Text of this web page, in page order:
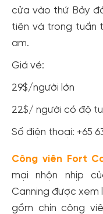
cửa vào thứ Bảy
tiên và trong tuần
am.
Giá vé:
29$/người lớn
22$/ người có độ
Số điện thoại: +65
Công viên Fort
mại nhộn nhịp
Canning được xem
gồm chín công